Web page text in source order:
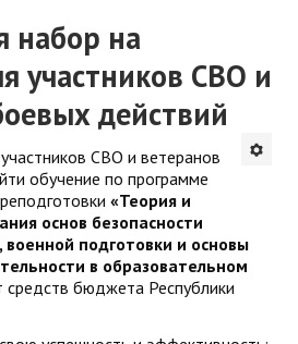
набор на
участников СВО и
действий
СВО и ветеранов
обучение по программе
«Теория и
основ безопасности
подготовки и основы
в образовательном
средств бюджета Республики